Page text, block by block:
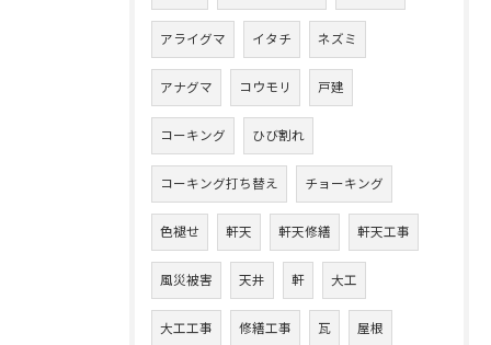
アライグマ イタチ ネズミ
アナグマ コウモリ 戸建
コーキング ひび割れ
コーキング打ち替え チョーキング
色褪せ 軒天 軒天修繕 軒天工事
風災被害 天井 軒 大工
大工工事 修繕工事 瓦 屋根